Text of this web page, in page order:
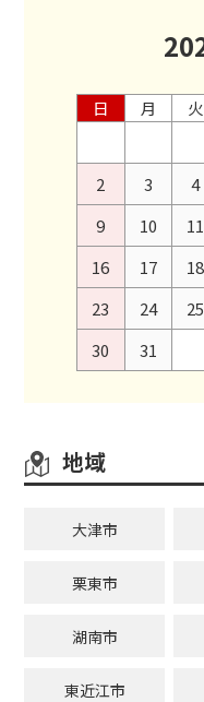
日 月 火
2
3 4
9
10 11
16
17 18
23
24 25
30
31
地域
大津市
栗東市
湖南市
東近江市